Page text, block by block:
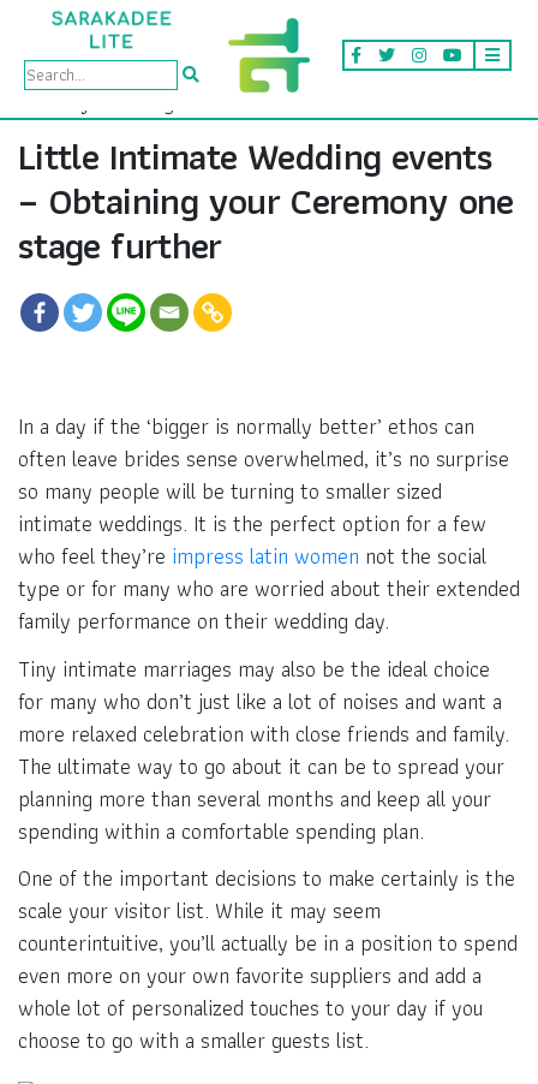
Little Intimate Wedding events
– Obtaining your Ceremony one
stage further
In a day if the ‘bigger is normally better’ ethos can
often leave brides sense overwhelmed, it’s no surprise
so many people will be turning to smaller sized
intimate weddings. It is the perfect option for a few
who feel they’re impress latin women not the social
type or for many who are worried about their extended
family performance on their wedding day.
Tiny intimate marriages may also be the ideal choice
for many who don’t just like a lot of noises and want a
more relaxed celebration with close friends and family.
The ultimate way to go about it can be to spread your
planning more than several months and keep all your
spending within a comfortable spending plan.
One of the important decisions to make certainly is the
scale your visitor list. While it may seem
counterintuitive, you’ll actually be in a position to spend
even more on your own favorite suppliers and add a
whole lot of personalized touches to your day if you
choose to go with a smaller guests list.